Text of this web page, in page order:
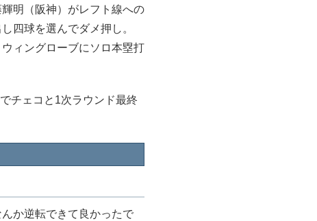
明（阪神）がレフト線への
四球を選んでダメ押し。
ィングローブにソロ本塁打
チェコと1次ラウンド最終
か逆転できて良かったで